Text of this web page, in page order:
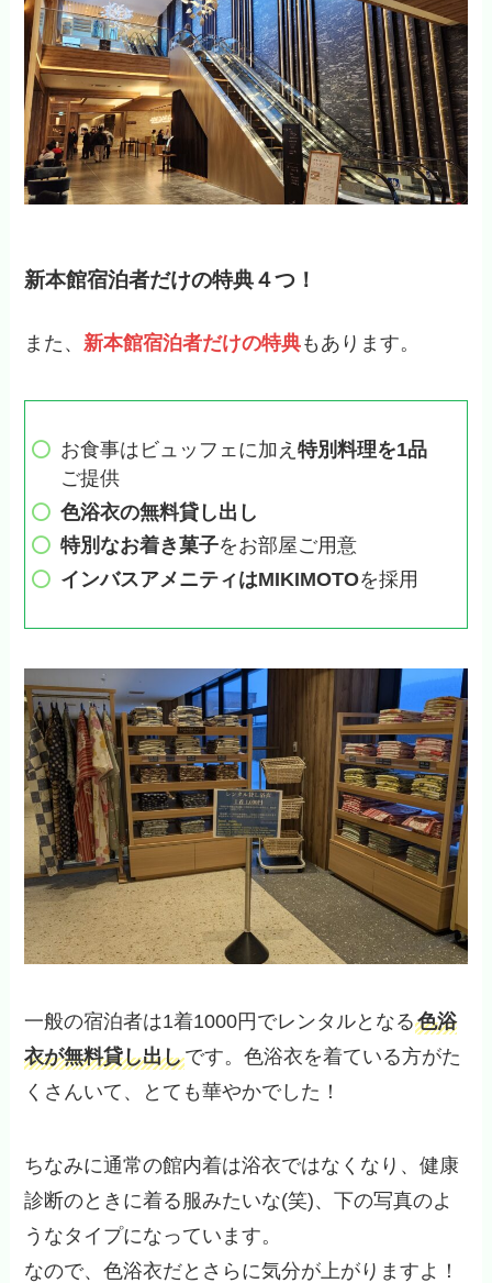
新本館宿泊者だけの特典４つ！
また、新本館宿泊者だけの特典もあります。
お食事はビュッフェに加え 特別料理を1品
ご提供
色浴衣の無料貸し出し
特別なお着き菓子をお部屋ご用意
インバスアメニティはMIKIMOTOを採用
一般の宿泊者は1着1000円でレンタルとなる色浴
衣が無料貸し出しです。色浴衣を着ている方がた
くさんいて、とても華やかでした！
ちなみに通常の館内着は浴衣ではなくなり、健康
診断のときに着る服みたいな(笑)、下の写真のよ
うなタイプになっています。
なので、色浴衣だとさらに気分が上がりますよ！